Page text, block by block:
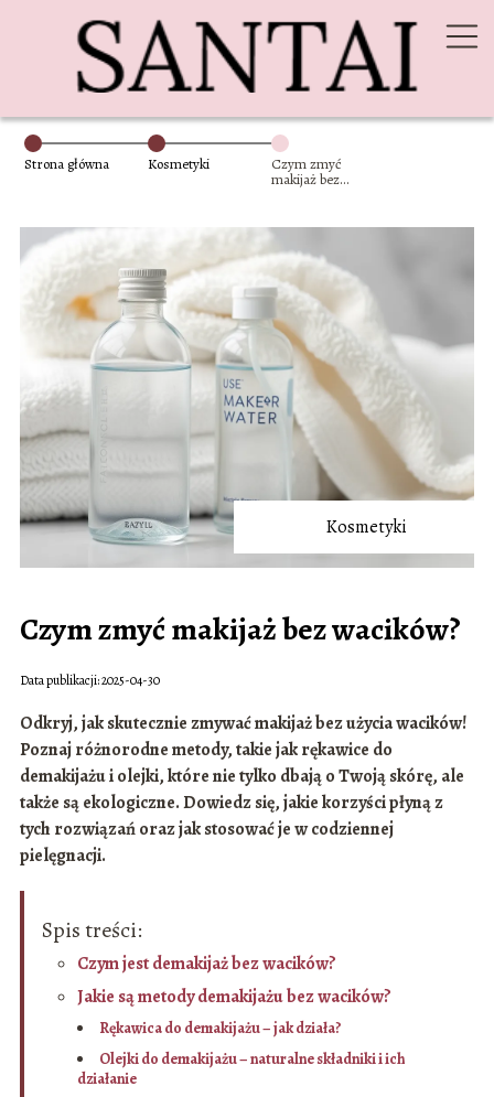
Strona główna Kosmetyki
Czym zmyć
makijaż bez
Kosmetyki
Czym zmyć makijaż bez wacików?
Data publikacji: 2025-04-30
Odkryj, jak skutecznie zmywać makijaż bez użycia wacików!
Poznaj różnorodne metody, takie jak rękawice do
demakijażu i olejki, które nie tylko dbają o Twoją skórę, ale
także są ekologiczne. Dowiedz się, jakie korzyści płyną z
tych rozwiązań oraz jak stosować je w codziennej
pielęgnacji.
Spis treści:
Czym jest demakijaż bez wacików?
Jakie są metody demakijażu bez wacików?
Rękawica do demakijażu – jak działa?
Olejki do demakijażu – naturalne składniki i ich
działanie